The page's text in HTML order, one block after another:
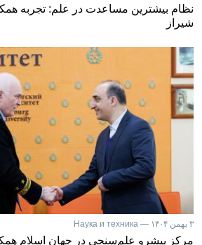
نظام بیشترین مساعدت در علم: تجربه
شیراز
۳ بهمن ۱۴۰۴ — Наука и техника
مرکز پیشرو علم‌سنجی در جهان اسلام